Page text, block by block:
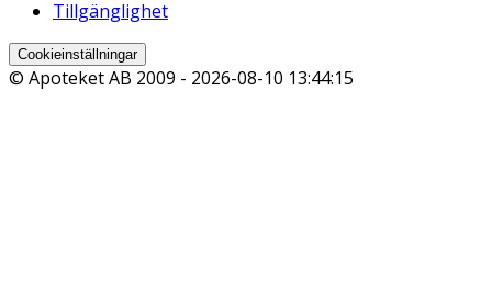
Tillgänglighet
Cookieinställningar
© Apoteket AB 2009 - 2026-08-10 13:44:15